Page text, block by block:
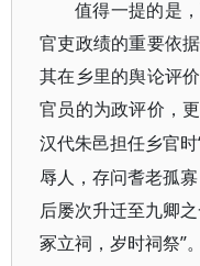
值得一提的是
官吏政绩的重要依
其在乡里的舆论评
官员的为政评价，
汉代朱邑担任乡官时
辱人，存问耆老孤
后屡次升迁至九卿
冢立祠，岁时祠祭”